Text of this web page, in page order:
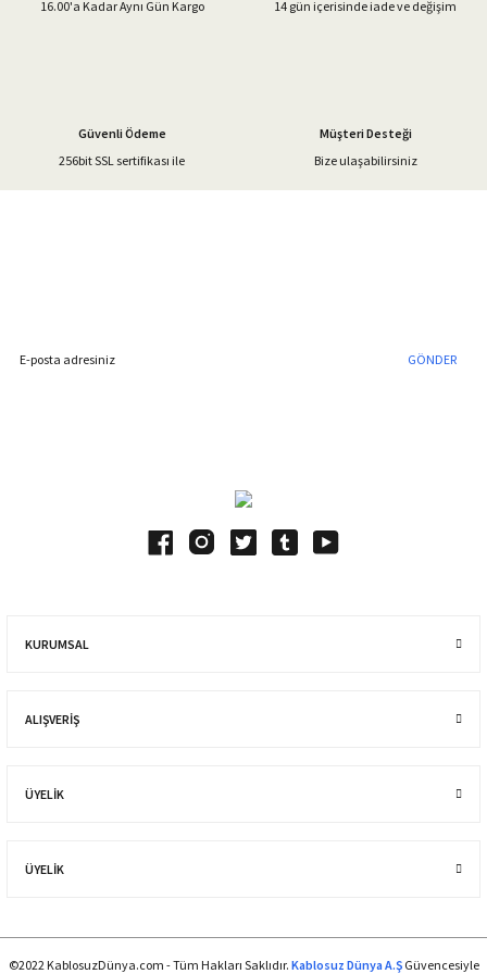
Gönder
16.00'a Kadar Aynı Gün Kargo
14 gün içerisinde iade ve değişim
Güvenli Ödeme
256bit SSL sertifikası ile
Müşteri Desteği
Bize ulaşabilirsiniz
GÖNDER
KURUMSAL
ALIŞVERIŞ
ÜYELİK
ÜYELİK
©2022 KablosuzDünya.com - Tüm Hakları Saklıdır. Kablosuz Dünya A.ŞGüvencesiyle